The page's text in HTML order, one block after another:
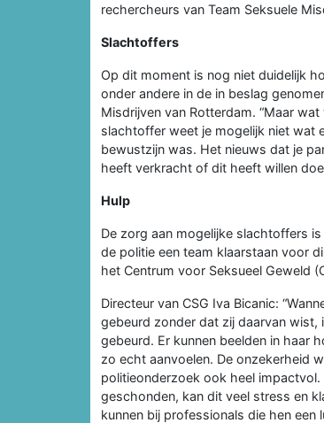
rechercheurs van Team Seksuele
Slachtoffers
Op dit moment is nog niet duidelijk
onder andere in de in beslag
Misdrijven van Rotterdam. “Maar
slachtoffer weet je mogelijk niet wat
bewustzijn was. Het nieuws dat je
heeft verkracht of dit heeft willen
Hulp
De zorg aan mogelijke slachtoffers
de politie een team klaarstaan voor
het Centrum voor Seksueel Geweld
Directeur van CSG Iva Bicanic:
gebeurd zonder dat zij daarvan wist,
gebeurd. Er kunnen beelden in haar
zo echt aanvoelen. De onzekerheid
politieonderzoek ook heel
geschonden, kan dit veel stress en
kunnen bij professionals die hen een